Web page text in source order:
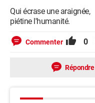
Qui écrase une araignée,
piétine l'humanité.
Commenter 0
Répondre